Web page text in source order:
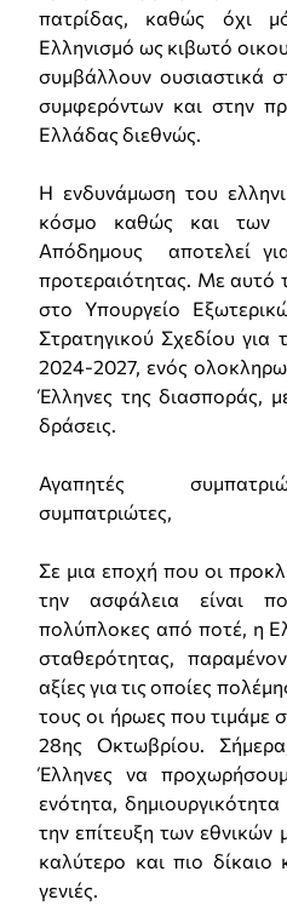
πατρίδας, καθώς όχι
Ελληνισμό ως κιβωτό
συμβάλλουν ουσιαστικά
συμφερόντων και στην
Ελλάδας
Η ενδυνάμωση του
κόσμο καθώς και των
Απόδημους αποτελεί
προτεραιότητας. Με
στο Υπουργείο
Στρατηγικού Σχεδίου
2024-2027, ενός
Έλληνες της διασποράς,
δράσεις.
Αγαπητές
συμπατριώτες,
Σε μια εποχή που οι
την ασφάλεια είναι
πολύπλοκες από ποτέ, η
σταθερότητας,
αξίες για τις οποίες
τους οι ήρωες που τιμάμε
28ης Οκτωβρίου.
Έλληνες να
ενότητα,
την επίτευξη των εθνικών
καλύτερο και πιο δίκαιο
γενιές.